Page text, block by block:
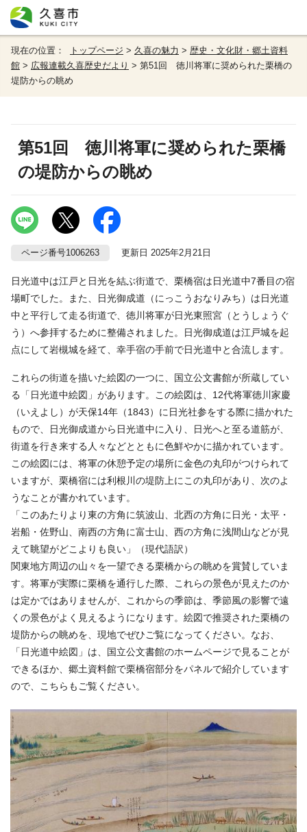
現在の位置： トップページ > 久喜の魅力 > 歴史・文化財・郷土資料
館 > 広報連載久喜歴史だより > 第51回 徳川将軍に奨められた栗橋の
堤防からの眺め
第51回 徳川将軍に奨められた栗橋
の堤防からの眺め
ページ番号1006263 更新日 2025年2月21日
日光道中は江戸と日光を結ぶ街道で、栗橋宿は日光道中7番目の宿
場町でした。また、日光御成道（にっこうおなりみち）は日光道
中と平行して走る街道で、徳川将軍が日光東照宮（とうしょうぐ
う）へ参拝するために整備されました。日光御成道は江戸城を起
点にして岩槻城を経て、幸手宿の手前で日光道中と合流します。
これらの街道を描いた絵図の一つに、国立公文書館が所蔵してい
る「日光道中絵図」があります。この絵図は、12代将軍徳川家慶
（いえよし）が天保14年（1843）に日光社参をする際に描かれた
もので、日光御成道から日光道中に入り、日光へと至る道筋が、
街道を行き来する人々などとともに色鮮やかに描かれています。
この絵図には、将軍の休憩予定の場所に金色の丸印がつけられて
いますが、栗橋宿には利根川の堤防上にこの丸印があり、次のよ
うなことが書かれています。
「このあたりより東の方角に筑波山、北西の方角に日光・太平・
岩船・佐野山、南西の方角に富士山、西の方角に浅間山などが見
えて眺望がどこよりも良い」（現代語訳）
関東地方周辺の山々を一望できる栗橋からの眺めを賞賛していま
す。将軍が実際に栗橋を通行した際、これらの景色が見えたのか
は定かではありませんが、これからの季節は、季節風の影響で遠
くの景色がよく見えるようになります。絵図で推奨された栗橋の
堤防からの眺めを、現地でぜひご覧になってください。なお、
「日光道中絵図」は、国立公文書館のホームページで見ることが
できるほか、郷土資料館で栗橋宿部分をパネルで紹介しています
ので、こちらもご覧ください。